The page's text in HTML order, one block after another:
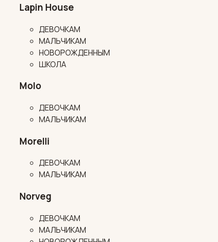
Lapin House
ДЕВОЧКАМ
МАЛЬЧИКАМ
НОВОРОЖДЕННЫМ
ШКОЛА
Molo
ДЕВОЧКАМ
МАЛЬЧИКАМ
Morelli
ДЕВОЧКАМ
МАЛЬЧИКАМ
Norveg
ДЕВОЧКАМ
МАЛЬЧИКАМ